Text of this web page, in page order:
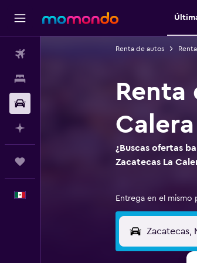
Renta de autos
Renta
Calera
¿Buscas ofertas
Zacatecas La
Entrega en el mismo